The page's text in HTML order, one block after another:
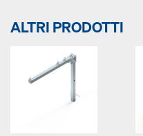
ALTRI PRODOTTI